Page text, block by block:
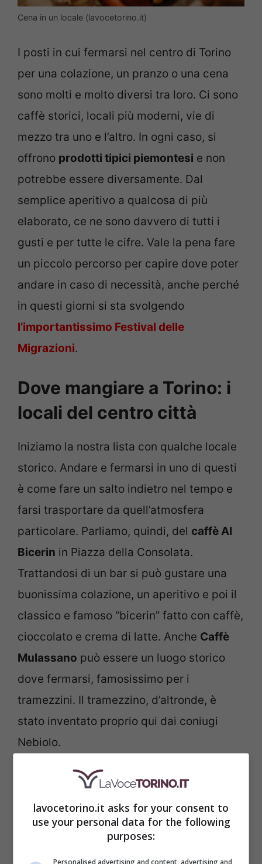
Cena in un locale (lavocetorino.it)
I posti in cui fermarsi nel centro di Torino
per una colazione, un pranzo o una cena
sono molti e molto diversi tra loro. Ci sono
caffè storici, locali più moderni, vie di
mezzo tra uno e l’altro. In ogni caso, si
offrono prodotti tipici piemontesi e non
potrebbe essere diversamente. Dal
semplice aperitivo a qualcosa di più
elaborato, ce ne sono davvero di tutti i
gusti e per tutte le cifre. Vale la pena fare
un piccolo percorso per capire dove poter
andare in caso di necessità, anche perché
in questi giorni si sta svolgendo
l’importantissimo Festival delle
Migrazioni.
Dove mangiare a Torino: i
locali del centro città
Iniziamo la nostra lista con qualche locale
storico. Andare e fermarsi in uno di questi
è come fare un salto indietro nel tempo e
farsi trasportare da quell’atmosfera
particolare. Parliamo, quindi, del caffè Al
Bicerin in Piazza della Consolata.
Trattandosi di un bar si può gustare una
buonissima colazione, un aperitivo e poi il
classico e famoso “bicerin” fatto con caffè,
cioccolato e crema di latte. Anche Caffè
Mulassano può essere un luogo storico
dove fermarsi, famosissimo per i
tramezzini. Il tramezzino, d’altronde, è
stato inventato proprio qui dai coniugi
Nebiolo.
lavocetorino.it asks for your consent to
use your personal data for the following
purposes:
Personalised advertising and content, advertising and